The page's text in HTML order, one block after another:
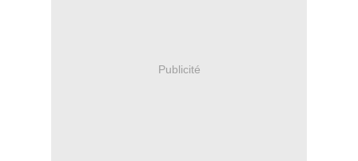
Publicité